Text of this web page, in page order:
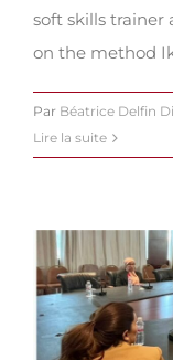
soft skills trainer
on the method
Par Béatrice Delfin
Lire la suite